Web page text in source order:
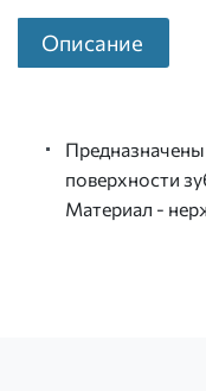
Описание
Предназначены
поверхности
Материал -